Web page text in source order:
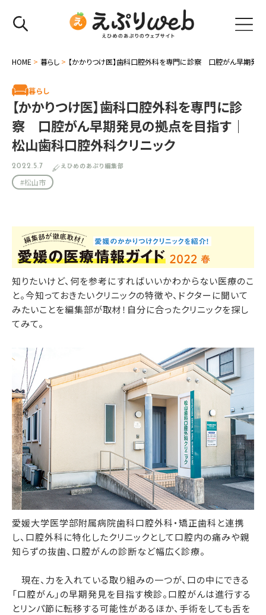
HOME > 暮らし > 【かかりつけ医】歯科口腔外科を専門に診察 口腔がん早期発
暮らし
【かかりつけ医】歯科口腔外科を専門に診
察 口腔がん早期発見の拠点を目指す｜
松山歯科口腔外科クリニック
2022.5.7 えひめのあぷり編集部
#松山市
知りたいけど、何を参考にすればいいかわからない医療のこ
と。今知っておきたいクリニックの特徴や、ドクターに聞いて
みたいことを編集部が取材！自分に合ったクリニックを探し
てみて。
愛媛大学医学部附属病院歯科口腔外科・矯正歯科と連携
し、口腔外科に特化したクリニックとして口腔内の痛みや親
知らずの抜歯、口腔がんの診断など幅広く診療。
現在、力を入れている取り組みの一つが、口の中にできる
「口腔がん」の早期発見を目指す検診。口腔がんは進行する
とリンパ節に転移する可能性があるほか、手術をしても舌を